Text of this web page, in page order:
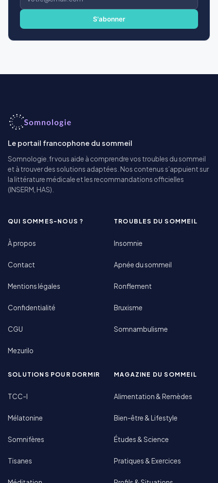
e-
S'abonner
Le portail francophone du sommeil
Somnologie.fr vous aide à comprendre vos troubles du sommeil
et à trouver des solutions adaptées. Nos contenus s’appuient sur
la littérature médicale et les recommandations officielles
(INSERM, HAS).
QUI SOMMES-NOUS ?
À propos
Contact
Mentions légales
Confidentialité
CGU
Mezurilo
TROUBLES DU SOMMEIL
Insomnie
Apnée du sommeil
Ronflement
Bruxisme
Somnambulisme
SOLUTIONS POUR DORMIR
TCC-I
Mélatonine
Somnifères
Tisanes
MAGAZINE DU SOMMEIL
Alimentation & Remèdes
Bien-être & Lifestyle
Études & Science
Pratiques & Exercices